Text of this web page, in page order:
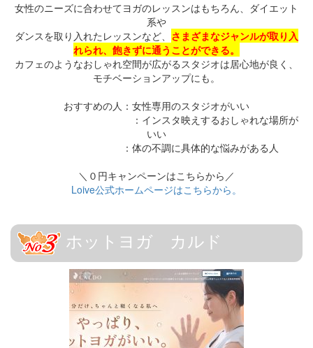
女性のニーズに合わせてヨガのレッスンはもちろん、ダイエット
系や
ダンスを取り入れたレッスンなど、 さまざまなジャンルが取り入
れられ、飽きずに通うことができる。
カフェのようなおしゃれ空間が広がるスタジオは居心地が良く、
モチベーションアップにも。
おすすめの人：女性専用のスタジオがいい
：インスタ映えするおしゃれな場所が
いい
：体の不調に具体的な悩みがある人
＼０円キャンペーンはこちらから／
Loive公式ホームページはこちらから。
ホットヨガ カルド